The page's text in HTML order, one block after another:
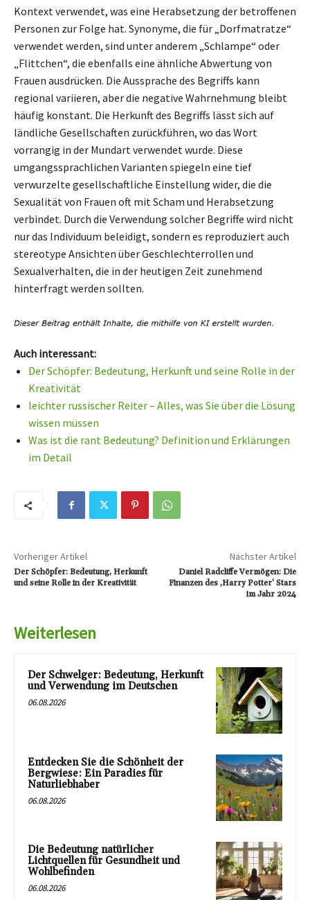
Kontext verwendet, was eine Herabsetzung der betroffenen
Personen zur Folge hat. Synonyme, die für „Dorfmatratze“
verwendet werden, sind unter anderem „Schlampe“ oder
„Flittchen“, die ebenfalls eine ähnliche Abwertung von
Frauen ausdrücken. Die Aussprache des Begriffs kann
regional variieren, aber die negative Wahrnehmung bleibt
häufig konstant. Die Herkunft des Begriffs lässt sich auf
ländliche Gesellschaften zurückführen, wo das Wort
vorrangig in der Mundart verwendet wurde. Diese
umgangssprachlichen Varianten spiegeln eine tief
verwurzelte gesellschaftliche Einstellung wider, die die
Sexualität von Frauen oft mit Scham und Herabsetzung
verbindet. Durch die Verwendung solcher Begriffe wird nicht
nur das Individuum beleidigt, sondern es reproduziert auch
stereotype Ansichten über Geschlechterrollen und
Sexualverhalten, die in der heutigen Zeit zunehmend
hinterfragt werden sollten.
Auch interessant:
Der Schöpfer: Bedeutung, Herkunft und seine Rolle in der
Kreativität
leichter russischer Reiter – Alles, was Sie über die Lösung
wissen müssen
Was ist die rant Bedeutung? Definition und Erklärungen
im Detail
Vorheriger Artikel
Der Schöpfer: Bedeutung, Herkunft
und seine Rolle in der Kreativität
Nächster Artikel
Daniel Radcliffe Vermögen: Die
Finanzen des ‚Harry Potter‘ Stars
im Jahr 2024
Weiterlesen
Der Schwelger: Bedeutung, Herkunft
und Verwendung im Deutschen
06.08.2026
Entdecken Sie die Schönheit der
Bergwiese: Ein Paradies für
Naturliebhaber
06.08.2026
Die Bedeutung natürlicher
Lichtquellen für Gesundheit und
Wohlbefinden
06.08.2026